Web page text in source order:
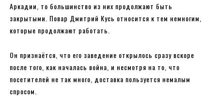
Аркадии, то большинство из них продолжают быть
закрытыми. Повар Дмитрий Кусь относится к тем немногим,
которые продолжают работать.
Он признаётся, что его заведение открылось сразу вскоре
после того, как началась война, и несмотря на то, что
посетителей не так много, доставка пользуется немалым
спросом.